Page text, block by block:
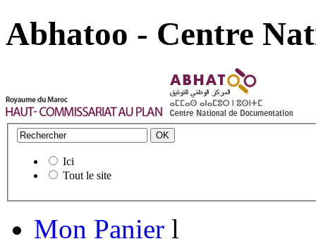
Abhatoo - Centre
Ici
Tout le site
Mon Panier l